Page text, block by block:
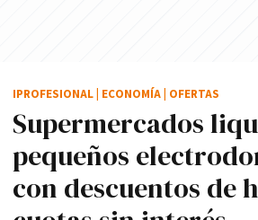
Supermercados
pequeños
con descuentos de
IPROFESIONAL ECONOMÍA OFERTAS